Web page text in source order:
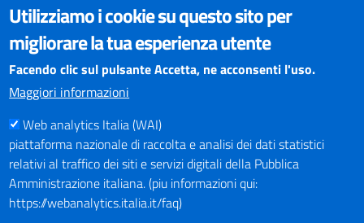
SOCIAL NETWORKS
Pagina Facebook
Profilo Instagram
Canale YouTube
Mappa del Sito
Utilizziamo i cookie su questo sito per
migliorare la tua esperienza utente
Facendo clic sul pulsante Accetta, ne acconsenti l'uso.
Maggiori informazioni
Web analytics Italia (WAI)
piattaforma nazionale di raccolta e analisi dei dati statistici
relativi al traffico dei siti e servizi digitali della Pubblica
Amministrazione italiana. (piu informazioni qui:
https://webanalytics.italia.it/faq)